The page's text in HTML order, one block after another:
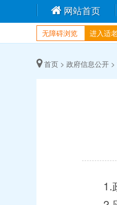
网站首页
无障碍浏览 进入适
首页 > 政府信息公开 >
1.政